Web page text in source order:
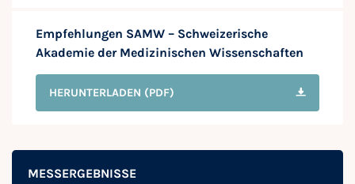
MESSERGEBNISSE
Empfehlungen SAMW – Schweizerische
Akademie der Medizinischen Wissenschaften
HERUNTERLADEN (PDF)